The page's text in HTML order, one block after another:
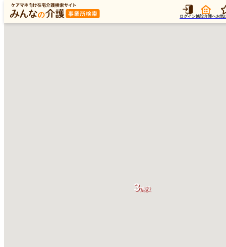
ログイン施設介護へお気
3施設